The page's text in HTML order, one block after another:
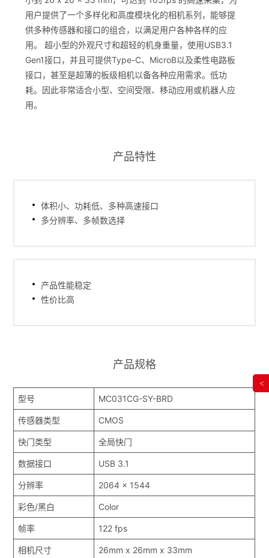
用户提供了一个多样化和高度模块化的相机系列，能够提
供多种传感器和接口的组合，以满足用户各种各样的应
用。 超小型的外观尺寸和超轻的机身重量，使用USB3.1
Gen1接口，并且可提供Type-C、MicroB以及柔性电路板
接口，甚至是超薄的板级相机以备各种应用需求。低功
耗。因此非常适合小型、空间受限、移动应用或机器人应
用。
产品特性
体积小、功耗低、多种高速接口
多分辨率、多帧数选择
产品性能稳定
性价比高
产品规格
型号 MC031CG-SY-BRD
传感器类型 CMOS
快门类型 全局快门
数据接口 USB 3.1
分辨率 2064 x 1544
彩色/黑白 Color
帧率 122 fps
相机尺寸 26mm x 26mm x 33mm
<